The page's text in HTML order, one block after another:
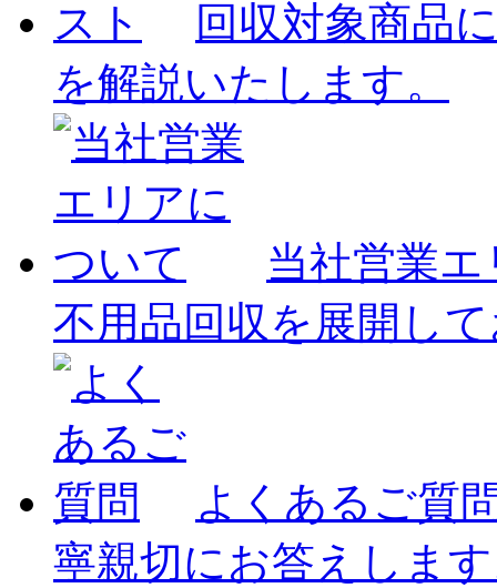
回収対象商品
を解説いたします。
当社営業
不用品回収を展開し
よくあるご質
寧親切にお答えしま